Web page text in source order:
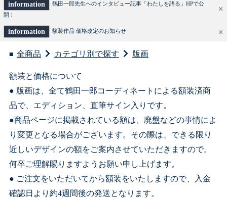
information
鶴田一郎先生へのインタビュー記事「わたしを語る」HPで公
開！
information 額装作品 価格改定のお知らせ
全商品 カテゴリ別で探す 版画
額装と価格について
● 版画は、全て鶴田一郎コーディネートによる額装済商
品で、エディション、直筆サイン入りです。
●商品ページに掲載されている額は、廃盤などの事情によ
り変更となる場合がございます。その際は、できる限り
近しいデザインの額をご案内させていただきますので。
何卒ご理解賜りますようお願い申し上げます。
● ご注文をいただいてから額装をいたしますので、入金
確認日より約4週間後の発送となります。